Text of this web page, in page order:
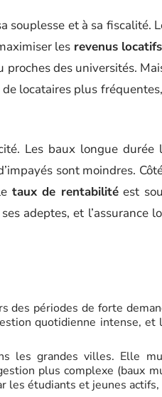
souplesse et à sa fiscalité.
les revenus locatifs
des universités.
locataires plus
Les baux longue durée
sont moindres.
taux de rentabilitéest
adeptes, et l’assurance
des périodes de forte
quotidienne intense, et
les grandes villes. Elle
plus complexe (baux
les étudiants et jeunes